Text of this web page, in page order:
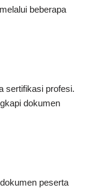
beberapa
sertifikasi profesi.
dokumen
peserta